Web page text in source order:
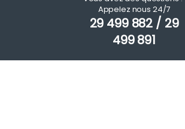
Appelez nous 24/7
29 499 882 / 29
499 891